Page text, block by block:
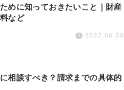
めに知っておきたいこと｜財産
など
2022.06.30
相談すべき？請求までの具体的